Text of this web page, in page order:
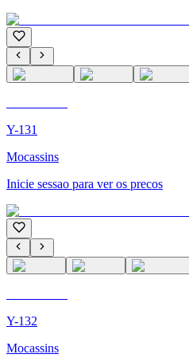
Y-131
Mocassins
Inicie sessao para ver os precos
Y-132
Mocassins